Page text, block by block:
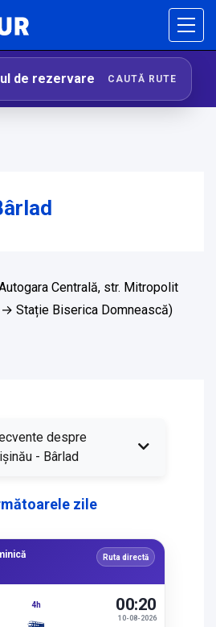
de rezervare CAUTĂ RUTE
Centrală, str. Mitropolit
Stație Biserica Domnească)
despre
- Bârlad
zile
Ruta directă
4h
10-08-2026
00:20